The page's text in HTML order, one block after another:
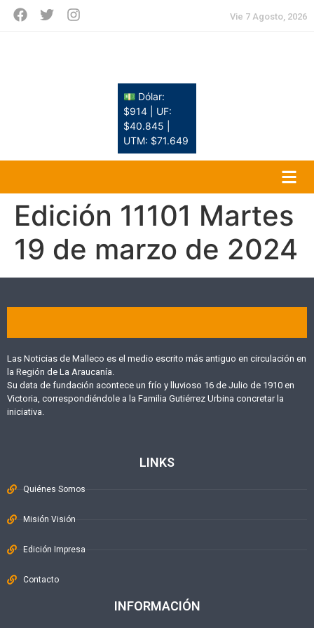
Vie 7 Agosto, 2026
💵 Dólar:
$914 | UF:
$40.845 |
UTM: $71.649
Edición 11101 Martes
19 de marzo de 2024
Las Noticias de Malleco es el medio escrito más antiguo en circulación en
la Región de La Araucanía.
Su data de fundación acontece un frío y lluvioso 16 de Julio de 1910 en
Victoria, correspondiéndole a la Familia Gutiérrez Urbina concretar la
iniciativa.
LINKS
Quiénes Somos
Misión Visión
Edición Impresa
Contacto
INFORMACIÓN